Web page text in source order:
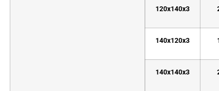
120x140x3
140x120x3
140x140x3